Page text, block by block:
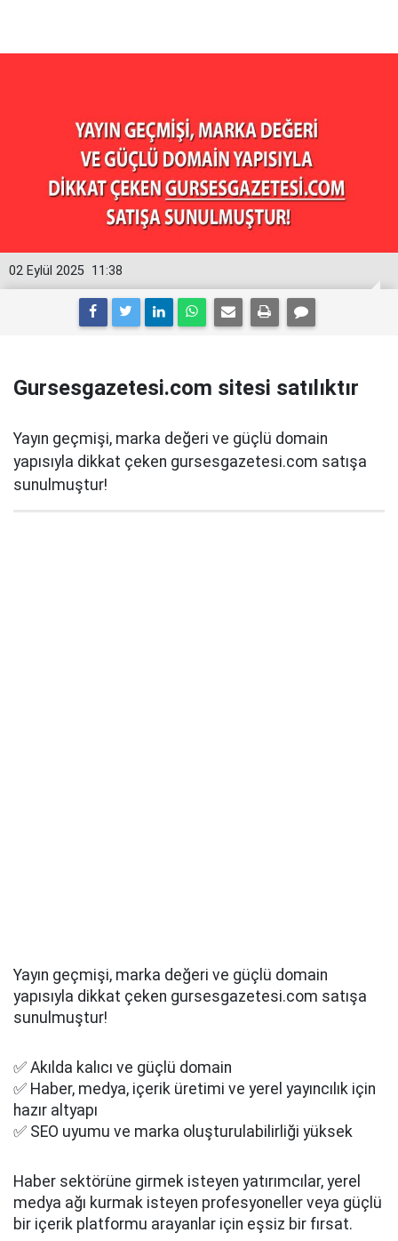
11:38
02 Eylül 2025
Gursesgazetesi.com sitesi satılıktır
Yayın geçmişi, marka değeri ve güçlü domain
yapısıyla dikkat çeken gursesgazetesi.com satışa
sunulmuştur!
Yayın geçmişi, marka değeri ve güçlü domain
yapısıyla dikkat çeken gursesgazetesi.com satışa
sunulmuştur!
✅ Akılda kalıcı ve güçlü domain
✅ Haber, medya, içerik üretimi ve yerel yayıncılık için
hazır altyapı
✅ SEO uyumu ve marka oluşturulabilirliği yüksek
Haber sektörüne girmek isteyen yatırımcılar, yerel
medya ağı kurmak isteyen profesyoneller veya güçlü
bir içerik platformu arayanlar için eşsiz bir fırsat.